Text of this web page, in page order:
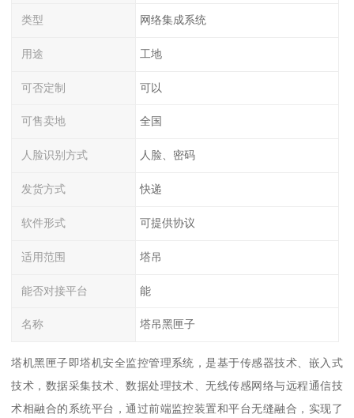
类型 网络集成系统
用途 工地
可否定制 可以
可售卖地 全国
人脸识别方式 人脸、密码
发货方式 快递
软件形式 可提供协议
适用范围 塔吊
能否对接平台 能
名称 塔吊黑匣子
塔机黑匣子即塔机安全监控管理系统，是基于传感器技术、嵌入式
技术，数据采集技术、数据处理技术、无线传感网络与远程通信技
术相融合的系统平台，通过前端监控装置和平台无缝融合，实现了